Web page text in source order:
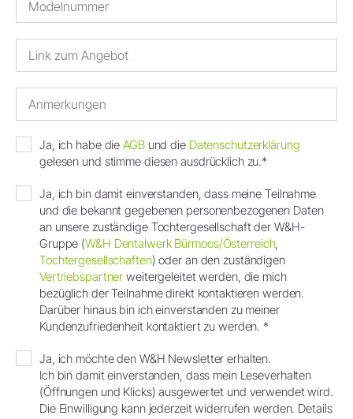
Ja, ich habe dieAGBund die Datenschutzerklärung
gelesen und stimme diesen ausdrücklich zu.*
Ja, ich bin damit einverstanden, dass meine Teilnahme
und die bekannt gegebenen personenbezogenen Daten
an unsere zuständige Tochtergesellschaft der W&H-
Gruppe (W&H Dentalwerk Bürmoos/Österreich,
Tochtergesellschaften) oder an den zuständigen
Vertriebspartner weitergeleitet werden, die mich
bezüglich der Teilnahme direkt kontaktieren werden.
Darüber hinaus bin ich einverstanden zu meiner
Kundenzufriedenheit kontaktiert zu werden. *
Ja, ich möchte den W&H Newsletter erhalten.
Ich bin damit einverstanden, dass mein Leseverhalten
(Öffnungen und Klicks) ausgewertet und verwendet wird.
Die Einwilligung kann jederzeit widerrufen werden. Details